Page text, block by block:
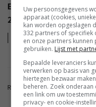
EISA AWARDS: WAT
2022?
Leesmeer
Reacties zijn gesloten.
Uw persoonsgegevens
apparaat (cookies,
kan worden opgeslagen
332 partners of specifiek
en onze partners
gebruiken. Lijst met
Bepaalde leveranciers
verwerken op basis van
hiertegen bezwaar
beheren. Zoek onderaan
een link om uw
privacy- en cookie-